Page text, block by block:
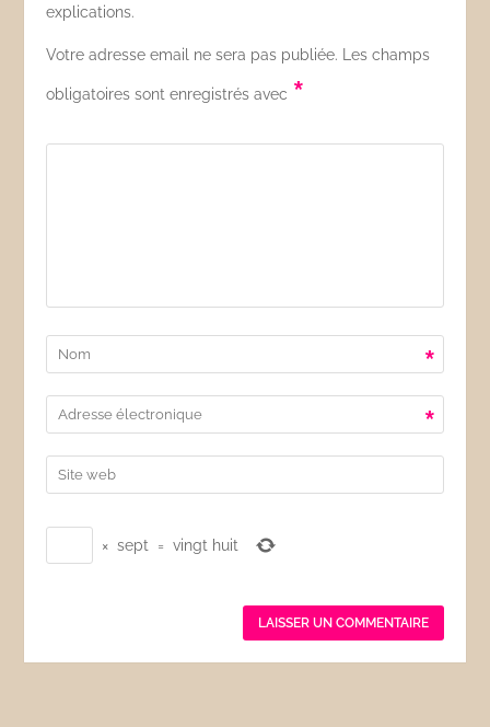
explications.
Votre adresse email ne sera pas publiée. Les champs
obligatoires sont enregistrés avec *
*
*
× sept = vingt huit